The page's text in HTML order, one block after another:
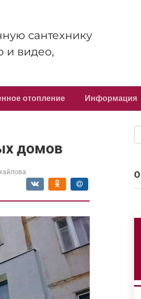
сантехнику
и видео,
отопление Информация
домов
О